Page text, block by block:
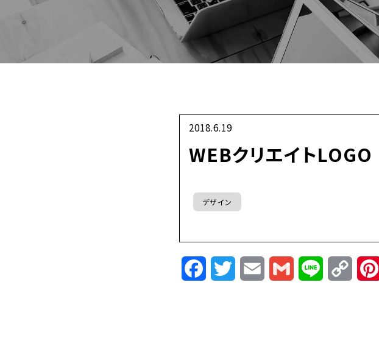
2018.6.19
WEBクリエイトLOGO
デザイン
FacebookTwitterEmail Gmail Line
Copy
Link